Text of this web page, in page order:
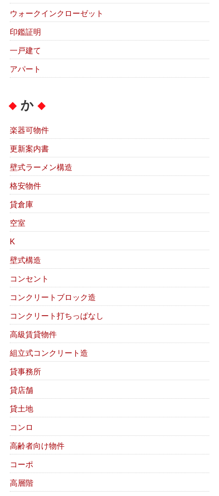
ウォークインクローゼット
印鑑証明
一戸建て
アパート
か
楽器可物件
更新案内書
壁式ラーメン構造
格安物件
貸倉庫
空室
K
壁式構造
コンセント
コンクリートブロック造
コンクリート打ちっぱなし
高級賃貸物件
組立式コンクリート造
貸事務所
貸店舗
貸土地
コンロ
高齢者向け物件
コーポ
高層階